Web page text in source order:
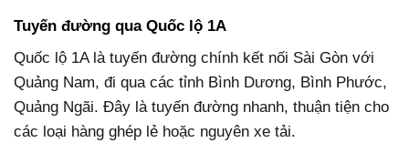
Tuyến đường qua Quốc lộ 1A
Quốc lộ 1A là tuyến đường chính kết nối Sài Gòn với
Quảng Nam, đi qua các tỉnh Bình Dương, Bình Phước,
Quảng Ngãi. Đây là tuyến đường nhanh, thuận tiện cho
các loại hàng ghép lẻ hoặc nguyên xe tải.